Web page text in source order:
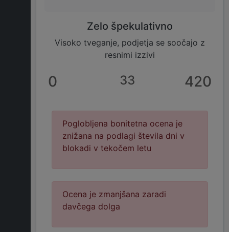
Zelo špekulativno
Visoko tveganje, podjetja se soočajo z
resnimi izzivi
0 33 420
Poglobljena bonitetna ocena je
znižana na podlagi števila dni v
blokadi v tekočem letu
Ocena je zmanjšana zaradi
davčega dolga